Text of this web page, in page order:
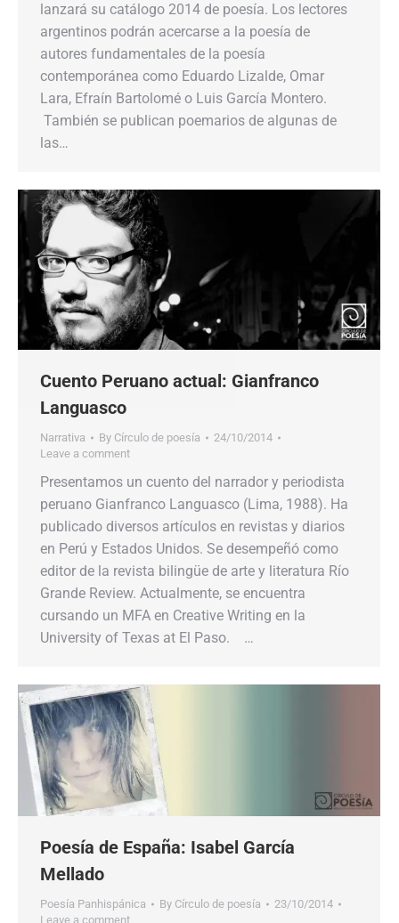
lanzará su catálogo 2014 de poesía. Los lectores
argentinos podrán acercarse a la poesía de
autores fundamentales de la poesía
contemporánea como Eduardo Lizalde, Omar
Lara, Efraín Bartolomé o Luis García Montero.
También se publican poemarios de algunas de
las…
Cuento Peruano actual: Gianfranco
Languasco
Narrativa By Círculo de poesía
24/10/2014
Leave a comment
Presentamos un cuento del narrador y periodista
peruano Gianfranco Languasco (Lima, 1988). Ha
publicado diversos artículos en revistas y diarios
en Perú y Estados Unidos. Se desempeñó como
editor de la revista bilingüe de arte y literatura Río
Grande Review. Actualmente, se encuentra
cursando un MFA en Creative Writing en la
University of Texas at El Paso. …
Poesía de España: Isabel García
Mellado
Poesía Panhispánica By Círculo de poesía
23/10/2014
Leave a comment